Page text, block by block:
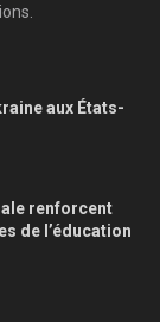
aux États-
renforcent
de l’éducation